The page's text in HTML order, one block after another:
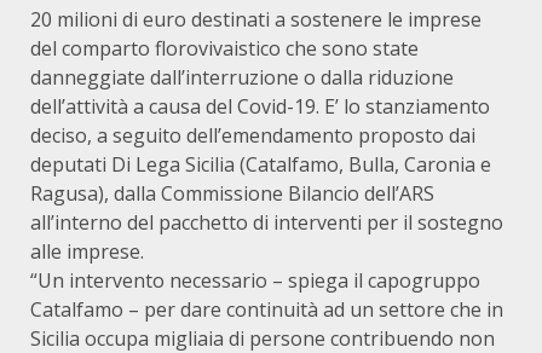
20 milioni di euro destinati a sostenere le imprese
del comparto florovivaistico che sono state
danneggiate dall’interruzione o dalla riduzione
dell’attività a causa del Covid-19. E’ lo stanziamento
deciso, a seguito dell’emendamento proposto dai
deputati Di Lega Sicilia (Catalfamo, Bulla, Caronia e
Ragusa), dalla Commissione Bilancio dell’ARS
all’interno del pacchetto di interventi per il sostegno
alle imprese.
“Un intervento necessario – spiega il capogruppo
Catalfamo – per dare continuità ad un settore che in
Sicilia occupa migliaia di persone contribuendo non